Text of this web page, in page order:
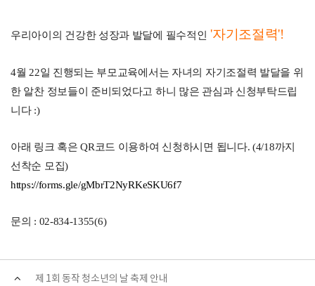
우리아이의 건강한 성장과 발달에 필수적인 '자기조절력'!
4월 22일 진행되는 부모교육에서는 자녀의 자기조절력 발달을 위
한 알찬 정보들이 준비되었다고 하니 많은 관심과 신청부탁드립
니다 :)
아래 링크 혹은 QR코드 이용하여 신청하시면 됩니다. (4/18까지
선착순 모집)
https://forms.gle/gMbrT2NyRKeSKU6f7
문의 : 02-834-1355(6)
제 1회 동작 청소년의 날 축제 안내